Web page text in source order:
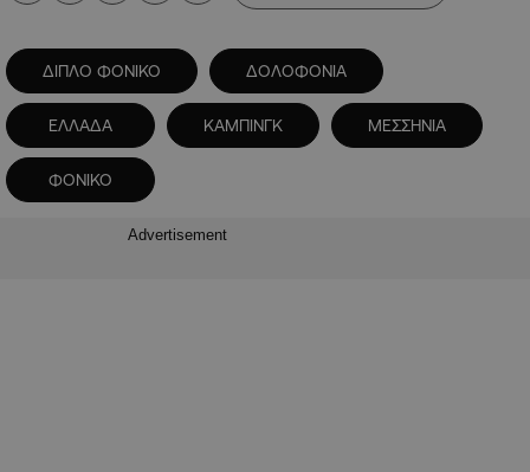
ΔΙΠΛΟ ΦΟΝΙΚΟ ΔΟΛΟΦΟΝΙΑ
ΕΛΛΑΔΑ ΚΑΜΠΙΝΓΚ ΜΕΣΣΗΝΙΑ
ΦΟΝΙΚΟ
Advertisement